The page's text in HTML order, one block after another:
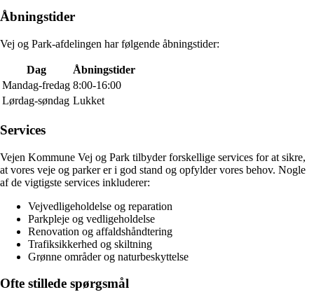
Åbningstider
Vej og Park-afdelingen har følgende åbningstider:
Dag
Åbningstider
Mandag-fredag 8:00-16:00
Lørdag-søndag Lukket
Services
Vejen Kommune Vej og Park tilbyder forskellige services for at sikre,
at vores veje og parker er i god stand og opfylder vores behov. Nogle
af de vigtigste services inkluderer:
Vejvedligeholdelse og reparation
Parkpleje og vedligeholdelse
Renovation og affaldshåndtering
Trafiksikkerhed og skiltning
Grønne områder og naturbeskyttelse
Ofte stillede spørgsmål